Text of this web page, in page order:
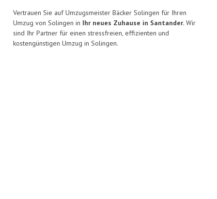
Vertrauen Sie auf Umzugsmeister Bäcker Solingen für Ihren
Umzug von Solingen in Ihr neues Zuhause in Santander. Wir
sind Ihr Partner für einen stressfreien, effizienten und
kostengünstigen Umzug in Solingen.